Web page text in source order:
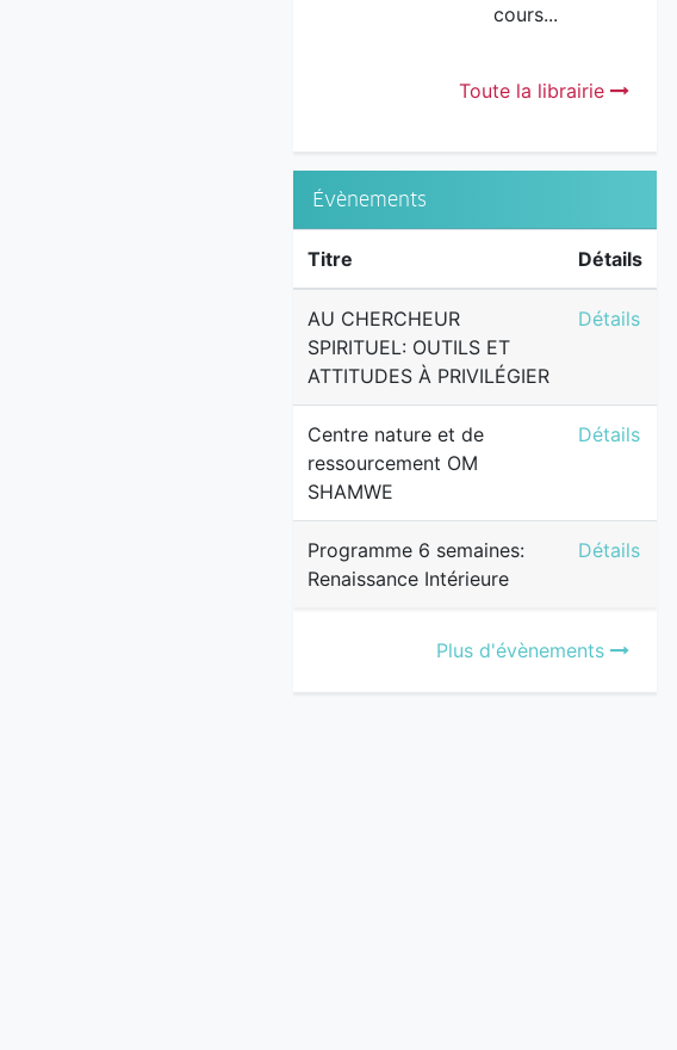
cours...
Toute la librairie
Évènements
Titre Détails
AU CHERCHEUR
SPIRITUEL: OUTILS ET
ATTITUDES À PRIVILÉGIER
AU
Détails
Centre nature et de
ressourcement OM
SHAMWE
Centre
Détails
Programme 6 semaines:
Renaissance Intérieure
Détails
Plus d'évènements